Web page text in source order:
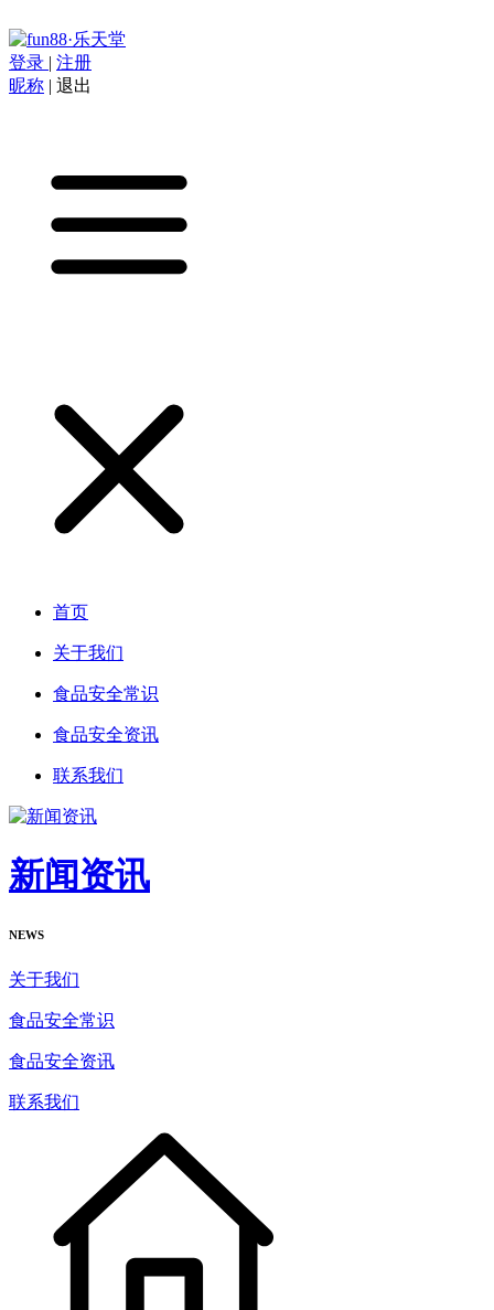
登录 | 注册
昵称 | 退出
首页
关于我们
食品安全常识
食品安全资讯
联系我们
新闻资讯
NEWS
关于我们
食品安全常识
食品安全资讯
联系我们